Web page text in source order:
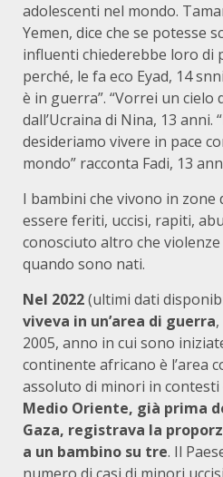
adolescenti nel mondo.
Yemen, dice che se potesse
influenti chiederebbe loro di
perché, le fa eco Eyad, 14
è in guerra”. “Vorrei un cielo
dall’Ucraina di Nina, 13 anni.
desideriamo vivere in pace
mondo” racconta Fadi, 13
I bambini che vivono in
essere feriti, uccisi, rapiti,
conosciuto altro che
quando sono nati.
Nel 2022(ultimi dati
viveva in un’area di guerra
2005, anno in cui sono
continente africano è l’area
assoluto di minori in
Medio Oriente, già prima
Gaza, registrava la
a un bambino su tre. Il